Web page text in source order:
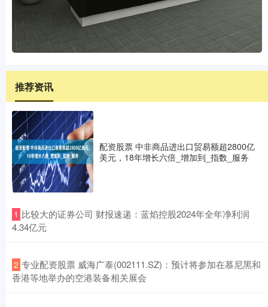
推荐资讯
配资股票 中非商品进出口贸易额超2800亿
美元，18年增长六倍_增加到_指数_服务
1 ​比较大的证券公司 财报速递：蓝焰控股2024年全年净利润
4.34亿元
2 ​专业配资股票 威海广泰(002111.SZ)：预计将参加在慕尼黑和
香港等地举办的空港装备相关展会